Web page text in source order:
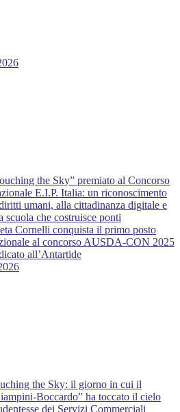
the Sky” premiato al Concorso
E.I.P. Italia: un riconoscimento
umani, alla cittadinanza digitale e
scuola che costruisce ponti
Cornelli conquista il primo posto
al concorso AUSDA-CON 2025
all’Antartide
the Sky: il giorno in cui il
Boccardo” ha toccato il cielo
dei Servizi Commerciali